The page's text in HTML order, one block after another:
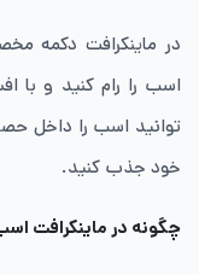
در ماینکرافت دکمه
اسب را رام کنید و با
توانید اسب را داخل
خود جذب کنید.
چگونه در ماینکرافت